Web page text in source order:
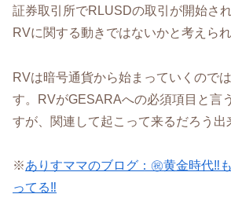
証券取引所でRLUSDの取引が開始さ
RVに関する動きではないかと考えられ
RVは暗号通貨から始まっていくので
す。RVがGESARAへの必須項目と言
すが、関連して起こって来るだろう出
※ありすママのブログ：㊗️黄金時代‼️
ってる‼️